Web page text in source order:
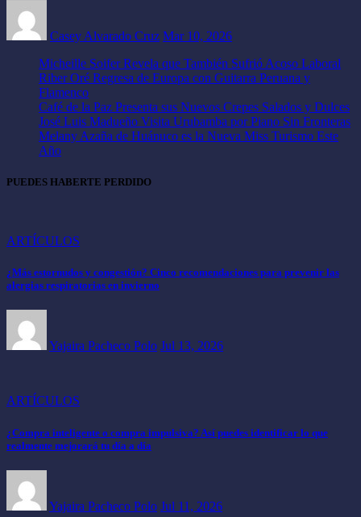
Casey Alvarado Cruz Mar 10, 2026
Micheille Soifer Revela que También Sufrió Acoso Laboral
Riber Oré Regresa de Europa con Guitarra Peruana y
Flamenco
Café de la Paz Presenta sus Nuevos Crepes Salados y Dulces
José Luis Madueño Visita Urubamba por Piano Sin Fronteras
Melany Azaña de Huánuco es la Nueva Miss Turismo Este
Año
PUEDES HABERTE PERDIDO
ARTÍCULOS
¿Más estornudos y congestión? Cinco recomendaciones para prevenir las
alergias respiratorias en invierno
Yajaira Pacheco Polo Jul 13, 2026
ARTÍCULOS
¿Compra inteligente o compra impulsiva? Así puedes identificar lo que
realmente mejorará tu día a día
Yajaira Pacheco Polo Jul 11, 2026